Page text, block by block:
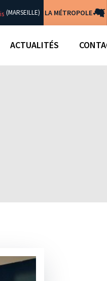
(MARSEILLE) LA MÉTROPOLE
ACTUALITÉS